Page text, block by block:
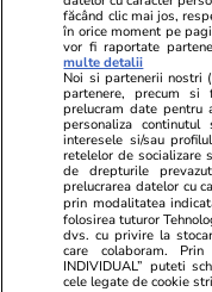
Când statul de
există
făcând clic mai jos,
în orice moment pe
vor fi raportate
multe detalii
Noi si partenerii nostri
partenere, precum
prelucram date pentru
personaliza
interesele si/sau
retelelor de socializare
de drepturile
prelucrarea datelor cu
prin modalitatea
folosirea tuturor
dvs. cu privire la
care colaboram.
INDIVIDUAL” puteti
cele legate de cookie